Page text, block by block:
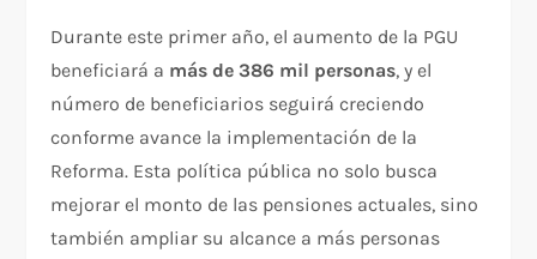
Durante este primer año, el aumento de la PGU
beneficiará a más de 386 mil personas, y el
número de beneficiarios seguirá creciendo
conforme avance la implementación de la
Reforma. Esta política pública no solo busca
mejorar el monto de las pensiones actuales, sino
también ampliar su alcance a más personas